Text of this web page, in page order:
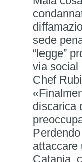
sede
“legge”
via social
Chef
discarica
attaccare
Catania,